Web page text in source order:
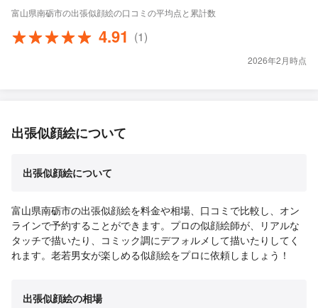
富山県南砺市の出張似顔絵の口コミの平均点と累計数
4.91 (1)
2026年2月時点
出張似顔絵について
出張似顔絵について
富山県南砺市の出張似顔絵を料金や相場、口コミで比較し、オン
ラインで予約することができます。プロの似顔絵師が、リアルな
タッチで描いたり、コミック調にデフォルメして描いたりしてく
れます。老若男女が楽しめる似顔絵をプロに依頼しましょう！
出張似顔絵の相場